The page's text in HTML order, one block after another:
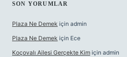
SON YORUMLAR
Plaza Ne Demek için admin
Plaza Ne Demek için Ece
Koçovalı Ailesi Gerçekte Kim için admin